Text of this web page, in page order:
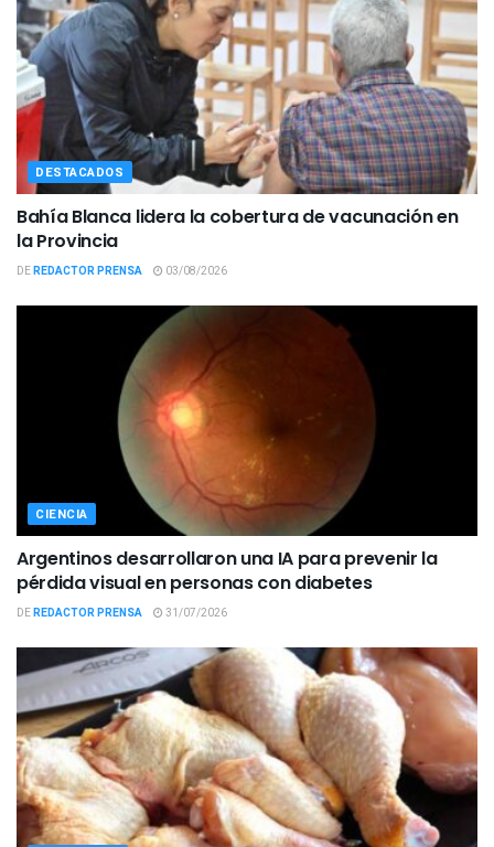
DESTACADOS
Bahía Blanca lidera la cobertura de vacunación en
la Provincia
DEREDACTOR PRENSA 03/08/2026
CIENCIA
Argentinos desarrollaron una IA para prevenir la
pérdida visual en personas con diabetes
DEREDACTOR PRENSA 31/07/2026